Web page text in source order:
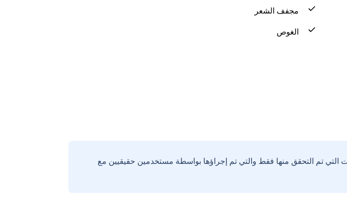
مجفف الشعر
الغوص
تم التحقق منها فقط والتي تم إجراؤها بواسطة مستخدمين حقيقيين مع